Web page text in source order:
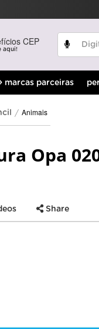
CEP
aqui!
marcas parceiras
Animais
Opa
Share